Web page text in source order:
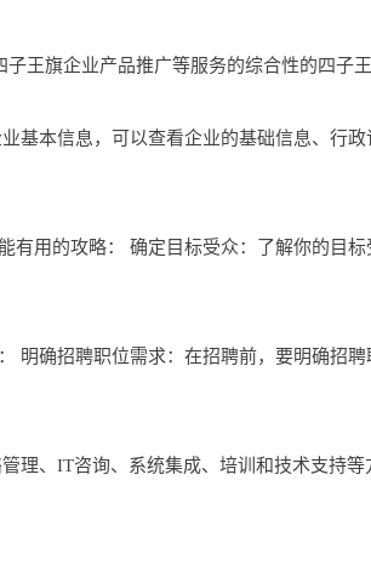
王旗企业产品推广等服务的综合性的四子王
基本信息，可以查看企业的基础信息、行
有用的攻略： 确定目标受众：了解你的目
明确招聘职位需求：在招聘前，要明确招
理、IT咨询、系统集成、培训和技术支持